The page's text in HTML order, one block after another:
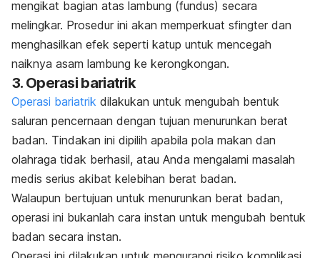
mengikat bagian atas lambung (fundus) secara
melingkar. Prosedur ini akan memperkuat sfingter dan
menghasilkan efek seperti katup untuk mencegah
naiknya asam lambung ke kerongkongan.
3. Operasi bariatrik
Operasi bariatrik dilakukan untuk mengubah bentuk
saluran pencernaan dengan tujuan menurunkan berat
badan. Tindakan ini dipilih apabila pola makan dan
olahraga tidak berhasil, atau Anda mengalami masalah
medis serius akibat kelebihan berat badan.
Walaupun bertujuan untuk menurunkan berat badan,
operasi ini bukanlah cara instan untuk mengubah bentuk
badan secara instan.